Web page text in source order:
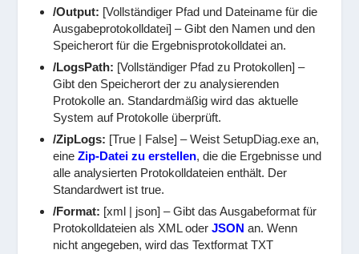
/Output: [Vollständiger Pfad und Dateiname für die
Ausgabeprotokolldatei] – Gibt den Namen und den
Speicherort für die Ergebnisprotokolldatei an.
/LogsPath: [Vollständiger Pfad zu Protokollen] –
Gibt den Speicherort der zu analysierenden
Protokolle an. Standardmäßig wird das aktuelle
System auf Protokolle überprüft.
/ZipLogs: [True | False] – Weist SetupDiag.exe an,
eineZip-Datei zu erstellen, die die Ergebnisse und
alle analysierten Protokolldateien enthält. Der
Standardwert ist true.
/Format: [xml | json] – Gibt das Ausgabeformat für
Protokolldateien als XML oderJSON an. Wenn
nicht angegeben, wird das Textformat TXT